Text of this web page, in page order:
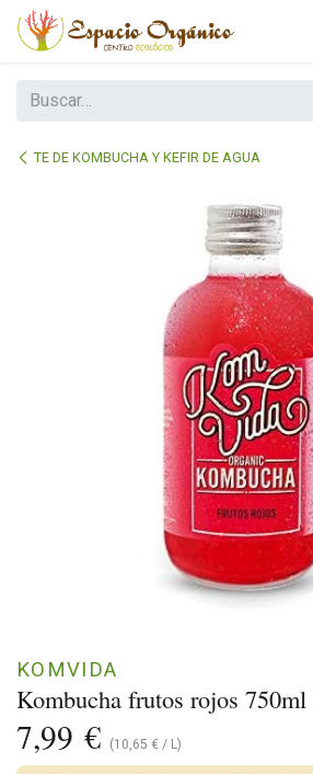
Ir al contenido
TE DE KOMBUCHA Y KEFIR DE AGUA
Kombucha frutos rojos
KOMVIDA
7,99 € (10,65 € / L )